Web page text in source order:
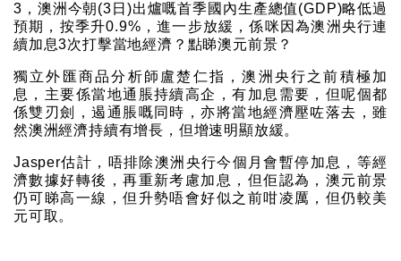
3，澳洲今朝(3日)出爐嘅首季國內生產總值(GDP)略低過
預期，按季升0.9%，進一步放緩，係咪因為澳洲央行連
續加息3次打擊當地經濟？點睇澳元前景？
獨立外匯商品分析師盧楚仁指，澳洲央行之前積極加
息，主要係當地通脹持續高企，有加息需要，但呢個都
係雙刃劍，遏通脹嘅同時，亦將當地經濟壓咗落去，雖
然澳洲經濟持續有增長，但增速明顯放緩。
Jasper估計，唔排除澳洲央行今個月會暫停加息，等經
濟數據好轉後，再重新考慮加息，但佢認為，澳元前景
仍可睇高一線，但升勢唔會好似之前咁凌厲，但仍較美
元可取。